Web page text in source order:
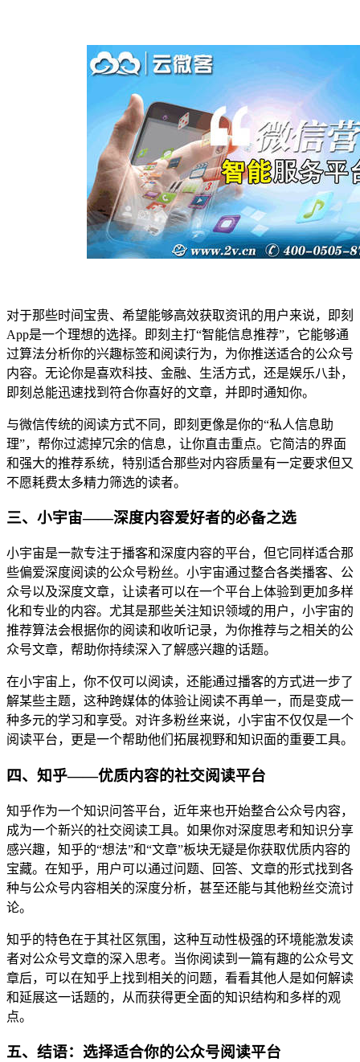
对于那些时间宝贵、希望能够高效获取资讯的用户来说，即刻
App是一个理想的选择。即刻主打“智能信息推荐”，它能够通
过算法分析你的兴趣标签和阅读行为，为你推送适合的公众号
内容。无论你是喜欢科技、金融、生活方式，还是娱乐八卦，
即刻总能迅速找到符合你喜好的文章，并即时通知你。
与微信传统的阅读方式不同，即刻更像是你的“私人信息助
理”，帮你过滤掉冗余的信息，让你直击重点。它简洁的界面
和强大的推荐系统，特别适合那些对内容质量有一定要求但又
不愿耗费太多精力筛选的读者。
三、小宇宙——深度内容爱好者的必备之选
小宇宙是一款专注于播客和深度内容的平台，但它同样适合那
些偏爱深度阅读的公众号粉丝。小宇宙通过整合各类播客、公
众号以及深度文章，让读者可以在一个平台上体验到更加多样
化和专业的内容。尤其是那些关注知识领域的用户，小宇宙的
推荐算法会根据你的阅读和收听记录，为你推荐与之相关的公
众号文章，帮助你持续深入了解感兴趣的话题。
在小宇宙上，你不仅可以阅读，还能通过播客的方式进一步了
解某些主题，这种跨媒体的体验让阅读不再单一，而是变成一
种多元的学习和享受。对许多粉丝来说，小宇宙不仅仅是一个
阅读平台，更是一个帮助他们拓展视野和知识面的重要工具。
四、知乎——优质内容的社交阅读平台
知乎作为一个知识问答平台，近年来也开始整合公众号内容，
成为一个新兴的社交阅读工具。如果你对深度思考和知识分享
感兴趣，知乎的“想法”和“文章”板块无疑是你获取优质内容的
宝藏。在知乎，用户可以通过问题、回答、文章的形式找到各
种与公众号内容相关的深度分析，甚至还能与其他粉丝交流讨
论。
知乎的特色在于其社区氛围，这种互动性极强的环境能激发读
者对公众号文章的深入思考。当你阅读到一篇有趣的公众号文
章后，可以在知乎上找到相关的问题，看看其他人是如何解读
和延展这一话题的，从而获得更全面的知识结构和多样的观
点。
五、结语：选择适合你的公众号阅读平台